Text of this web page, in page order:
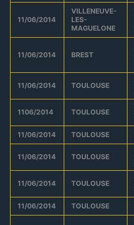
11/06/2014
VILLENEUVE-
LES-
MAGUELONE
11/06/2014 BREST
11/06/2014 TOULOUSE
1106/2014 TOULOUSE
11/06/2014 TOULOUSE
11/06/2014 TOULOUSE
11/06/2014 TOULOUSE
11/06/2014 TOULOUSE